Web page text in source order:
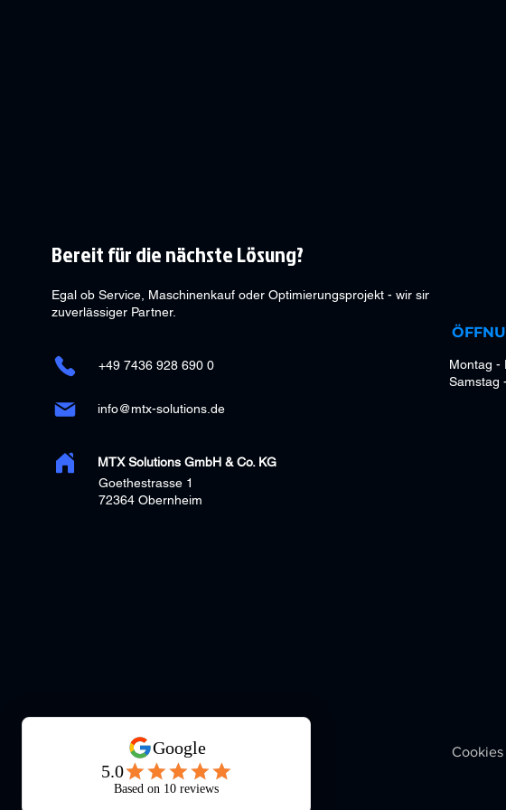
Bereit für die nächste Lösung?
Egal ob Service, Maschinenkauf oder Optimierungsprojekt - wir sind Ihr
zuverlässiger Partner.
+49 7436 928 690 0
info@mtx-solutions.de
MTX Solutions GmbH & Co. KG
Goethestrasse 1
72364 Obernheim
Montag -
Samstag
© 2025 MTX Solutions GmbH & Co. KG. Cookies